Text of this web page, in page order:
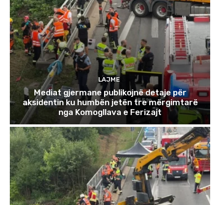
LAJME
Mediat gjermane publikojnë detaje për
aksidentin ku humbën jetën tre mërgimtarë
nga Komogllava e Ferizajt